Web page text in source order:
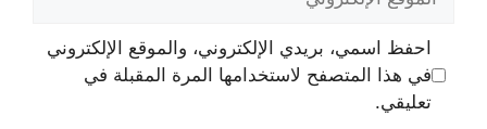
الإلكتروني
احفظ اسمي، بريدي الإلكتروني، والموقع الإلكتروني
في هذا المتصفح لاستخدامها المرة المقبلة في
تعليقي.